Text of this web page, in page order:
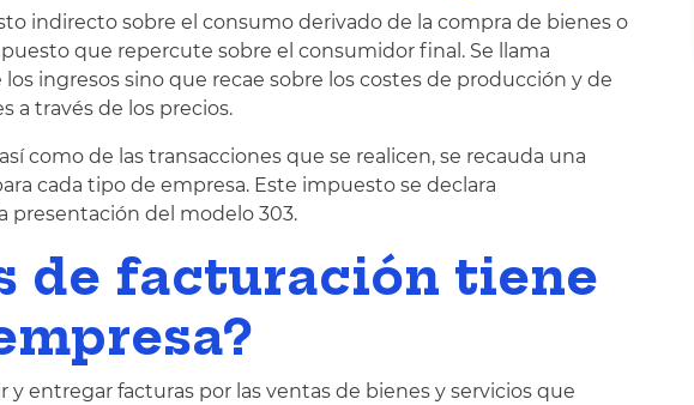
indirecto sobre el consumo derivado de la compra de bienes o
que repercute sobre el consumidor final. Se llama
ingresos sino que recae sobre los costes de producción y de
a través de los precios.
como de las transacciones que se realicen, se recauda una
cada tipo de empresa. Este impuesto se declara
presentación del modelo 303.
de facturación tiene
entregar facturas por las ventas de bienes y servicios que